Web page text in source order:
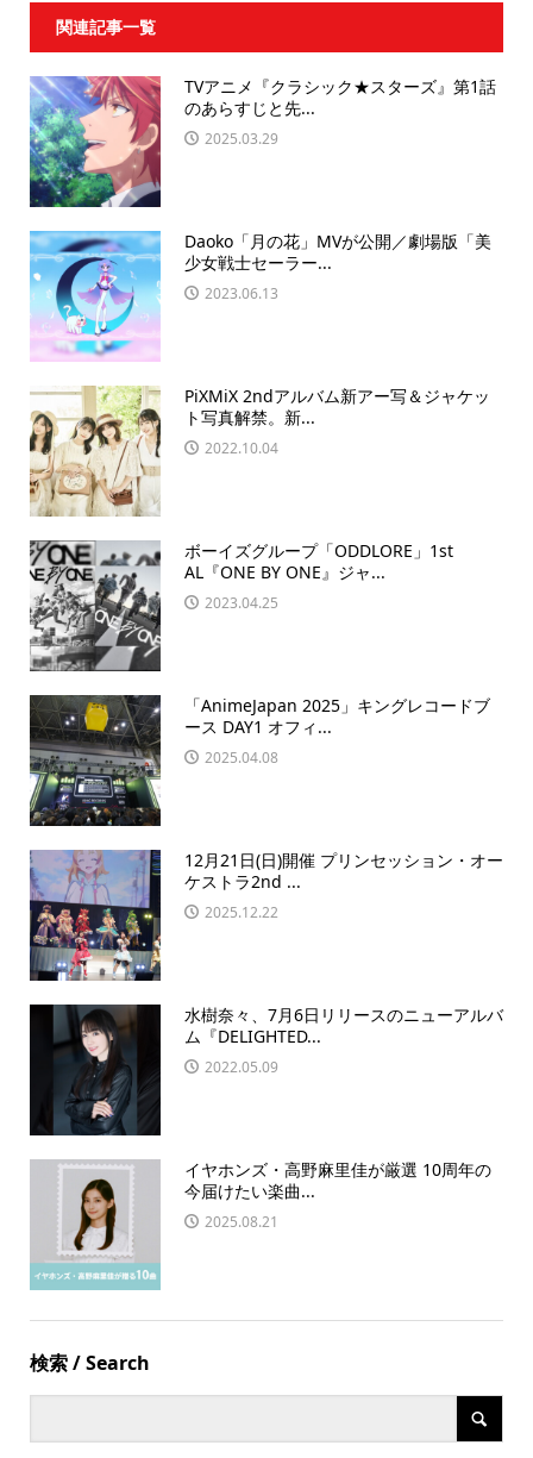
関連記事一覧
TVアニメ『クラシック★スターズ』第1話
のあらすじと先...
2025.03.29
Daoko「月の花」MVが公開／劇場版「美
少女戦士セーラー...
2023.06.13
PiXMiX 2ndアルバム新アー写＆ジャケッ
ト写真解禁。新...
2022.10.04
ボーイズグループ「ODDLORE」1st
AL『ONE BY ONE』ジャ...
2023.04.25
「AnimeJapan 2025」キングレコードブ
ース DAY1 オフィ...
2025.04.08
12月21日(日)開催 プリンセッション・オー
ケストラ2nd ...
2025.12.22
水樹奈々、7月6日リリースのニューアルバ
ム『DELIGHTED...
2022.05.09
イヤホンズ・高野麻里佳が厳選 10周年の
今届けたい楽曲...
2025.08.21
検索 / Search